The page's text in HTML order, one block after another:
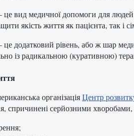
вид медичної допомоги для
якість життя як пацієнта, так і
додатковий рівень, або ж шар
радикальною (куративною)
організаціяЦентр
спричинені серйозними